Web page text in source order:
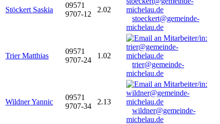
Stöckert Saskia
09571
9707-12
2.02
stoeckert@gemeinde-
michelau.de
Trier Matthias
09571
9707-24
1.02
trier@gemeinde-
michelau.de
Wildner Yannic
09571
9707-34
2.13
wildner@gemeinde-
michelau.de